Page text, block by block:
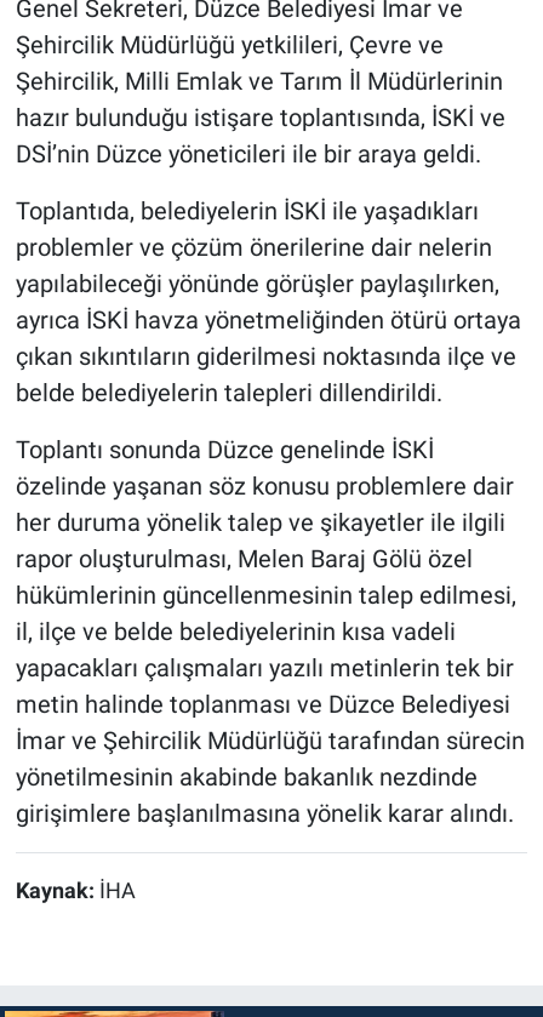
Genel Sekreteri, Düzce Belediyesi İmar ve
Şehircilik Müdürlüğü yetkilileri, Çevre ve
Şehircilik, Milli Emlak ve Tarım İl Müdürlerinin
hazır bulunduğu istişare toplantısında, İSKİ ve
DSİ’nin Düzce yöneticileri ile bir araya geldi.
Toplantıda, belediyelerin İSKİ ile yaşadıkları
problemler ve çözüm önerilerine dair nelerin
yapılabileceği yönünde görüşler paylaşılırken,
ayrıca İSKİ havza yönetmeliğinden ötürü ortaya
çıkan sıkıntıların giderilmesi noktasında ilçe ve
belde belediyelerin talepleri dillendirildi.
Toplantı sonunda Düzce genelinde İSKİ
özelinde yaşanan söz konusu problemlere dair
her duruma yönelik talep ve şikayetler ile ilgili
rapor oluşturulması, Melen Baraj Gölü özel
hükümlerinin güncellenmesinin talep edilmesi,
il, ilçe ve belde belediyelerinin kısa vadeli
yapacakları çalışmaları yazılı metinlerin tek bir
metin halinde toplanması ve Düzce Belediyesi
İmar ve Şehircilik Müdürlüğü tarafından sürecin
yönetilmesinin akabinde bakanlık nezdinde
girişimlere başlanılmasına yönelik karar alındı.
Kaynak: İHA